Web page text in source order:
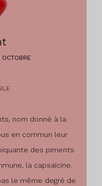
nom donné à la
en commun leur
des piments
la capsaïcine.
le même degré de